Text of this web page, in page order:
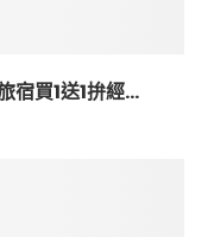
宿買1送1拚經...